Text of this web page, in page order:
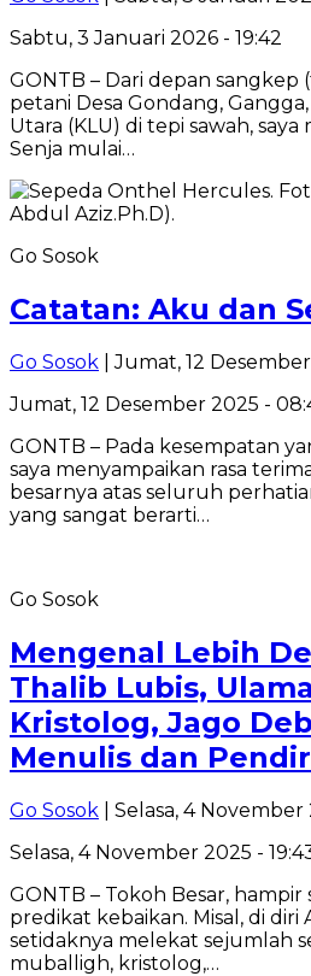
Sabtu, 3 Januari 2026 - 19:42
GONTB – Dari depan
petani Desa Gondang,
Utara (KLU) di tepi sawah,
Senja mulai…
Go Sosok
Catatan: Aku dan
Go Sosok | Jumat, 12
Jumat, 12 Desember 2025 -
GONTB – Pada kesempatan
saya menyampaikan rasa
besarnya atas seluruh
yang sangat berarti…
Go Sosok
Mengenal Lebih
Thalib Lubis,
Kristolog, Jago
Menulis dan
Go Sosok | Selasa, 4 November
Selasa, 4 November 2025 -
GONTB – Tokoh Besar,
predikat kebaikan. Misal, di diri
setidaknya melekat sejumlah
muballigh, kristolog,…